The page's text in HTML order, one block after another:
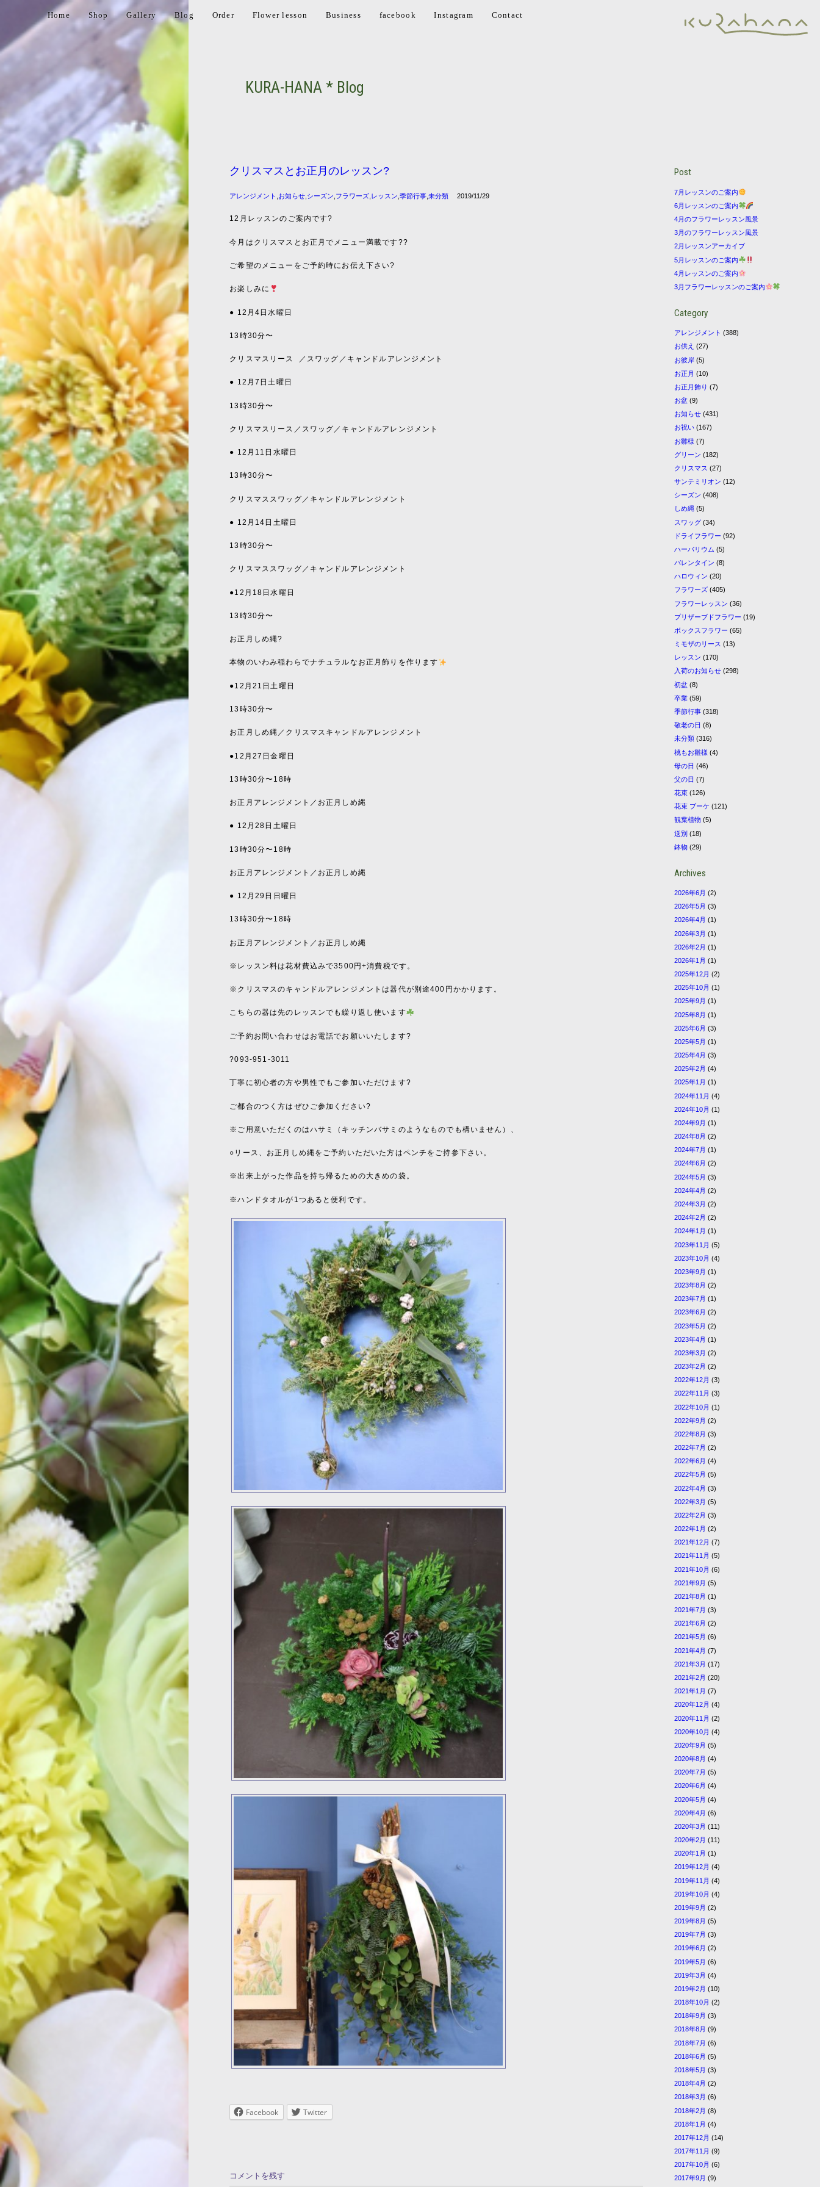
Home Shop Gallery Blog Order Flower lesson Business facebook Instagram Contact
KURA-HANA * Blog
クリスマスとお正月のレッスン?
アレンジメント お知らせ シーズン フラワーズ レッスン ,季節行事 ,未分類 2019/11/29
12 月レッスンのご案内です?
今月はクリスマスとお正月でメニュー満載です??
ご希望のメニューをご予約時にお伝え下さい?
お楽しみに
● 12 月4 日水曜日
13 時30分〜
クリスマスリース ／スワッグ／キャンドルアレンジメント
● 12 月 7 日土曜日
13 時30分〜
クリスマスリース／スワッグ／キャンドルアレンジメント
● 12 月 11 日水曜日
13 時30分〜
クリスマススワッグ／キャンドルアレンジメント
● 12 月 14 日土曜日
13 時30分〜
クリスマススワッグ／キャンドルアレンジメント
●12 月 18 日水曜日
13 時30分〜
お正月しめ縄?
本物のいわみ稲わらでナチュラルなお正月飾りを作ります
●12 月 21 日土曜日
13 時30分〜
お正月しめ縄／クリスマスキャンドルアレンジメント
●12 月 27 日金曜日
13 時30分〜18時
お正月アレンジメント／お正月しめ縄
● 12 月28 日土曜日
13 時30分〜18時
お正月アレンジメント／お正月しめ縄
● 12 月29 日日曜日
13 時30分〜18時
お正月アレンジメント／お正月しめ縄
※ レッスン料は花材費込みで3500 円+消費税です。
※ クリスマスのキャンドルアレンジメントは器代が別途400 円かかります。
こちらの器は先のレッスンでも繰り返し使います
ご予約お問い合わせはお電話でお願いいたします?
?093-951-3011
丁寧に初心者の方や男性でもご参加いただけます?
ご都合のつく方はぜひご参加ください?
※ ご用意いただくのはハサミ（キッチンバサミのようなものでも構いません）、
○ リース、お正月しめ縄をご予約いただいた方はペンチをご持参下さい。
※出来上がった作品を持ち帰るための大きめの袋。
※ハンドタオルが 1 つあると便利です。
Facebook Twitter
コメントを残す
Post
7月レッスンのご案内
6月レッスンのご案内
4月のフラワーレッスン風景
3月のフラワーレッスン風景
2月レッスンアーカイブ
5月レッスンのご案内
4月レッスンのご案内
3月フラワーレッスンのご案内
Category
アレンジメント (388)
お供え (27)
お彼岸 (5)
お正月 (10)
お正月飾り (7)
お盆 (9)
お知らせ (431)
お祝い (167)
お雛様 (7)
グリーン (182)
クリスマス (27)
サンテミリオン (12)
シーズン (408)
しめ縄 (5)
スワッグ (34)
ドライフラワー (92)
ハーバリウム (5)
バレンタイン (8)
ハロウィン (20)
フラワーズ (405)
フラワーレッスン (36)
プリザーブドフラワー (19)
ボックスフラワー (65)
ミモザのリース (13)
レッスン (170)
入荷のお知らせ (298)
初盆 (8)
卒業 (59)
季節行事 (318)
敬老の日 (8)
未分類 (316)
桃もお雛様 (4)
母の日 (46)
父の日 (7)
花束 (126)
花束 ブーケ (121)
観葉植物 (5)
送別 (18)
鉢物 (29)
Archives
2026年6月 (2)
2026年5月 (3)
2026年4月 (1)
2026年3月 (1)
2026年2月 (1)
2026年1月 (1)
2025年12月 (2)
2025年10月 (1)
2025年9月 (1)
2025年8月 (1)
2025年6月 (3)
2025年5月 (1)
2025年4月 (3)
2025年2月 (4)
2025年1月 (1)
2024年11月 (4)
2024年10月 (1)
2024年9月 (1)
2024年8月 (2)
2024年7月 (1)
2024年6月 (2)
2024年5月 (3)
2024年4月 (2)
2024年3月 (2)
2024年2月 (2)
2024年1月 (1)
2023年11月 (5)
2023年10月 (4)
2023年9月 (1)
2023年8月 (2)
2023年7月 (1)
2023年6月 (2)
2023年5月 (2)
2023年4月 (1)
2023年3月 (2)
2023年2月 (2)
2022年12月 (3)
2022年11月 (3)
2022年10月 (1)
2022年9月 (2)
2022年8月 (3)
2022年7月 (2)
2022年6月 (4)
2022年5月 (5)
2022年4月 (3)
2022年3月 (5)
2022年2月 (3)
2022年1月 (2)
2021年12月 (7)
2021年11月 (5)
2021年10月 (6)
2021年9月 (5)
2021年8月 (1)
2021年7月 (3)
2021年6月 (2)
2021年5月 (6)
2021年4月 (7)
2021年3月 (17)
2021年2月 (20)
2021年1月 (7)
2020年12月 (4)
2020年11月 (2)
2020年10月 (4)
2020年9月 (5)
2020年8月 (4)
2020年7月 (5)
2020年6月 (4)
2020年5月 (4)
2020年4月 (6)
2020年3月 (11)
2020年2月 (11)
2020年1月 (1)
2019年12月 (4)
2019年11月 (4)
2019年10月 (4)
2019年9月 (2)
2019年8月 (5)
2019年7月 (3)
2019年6月 (2)
2019年5月 (6)
2019年3月 (4)
2019年2月 (10)
2018年10月 (2)
2018年9月 (3)
2018年8月 (9)
2018年7月 (6)
2018年6月 (5)
2018年5月 (3)
2018年4月 (2)
2018年3月 (6)
2018年2月 (8)
2018年1月 (4)
2017年12月 (14)
2017年11月 (9)
2017年10月 (6)
2017年9月 (9)